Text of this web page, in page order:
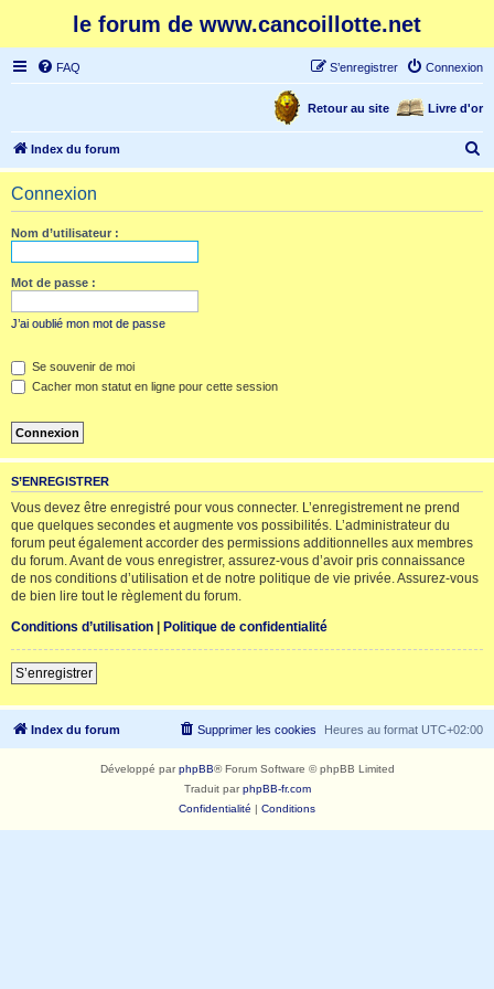
le forum de www.cancoillotte.net
FAQ Connexion
S’enregistrer
Livre d'or
Retour au site
Index du forum
e
Connexion
Nom d’utilisateur :
Mot de passe :
J’ai oublié mon mot de passe
Se souvenir de moi
Cacher mon statut en ligne pour cette session
S’ENREGISTRER
Vous devez être enregistré pour vous connecter. L’enregistrement ne prend
que quelques secondes et augmente vos possibilités. L’administrateur du
forum peut également accorder des permissions additionnelles aux membres
du forum. Avant de vous enregistrer, assurez-vous d’avoir pris connaissance
de nos conditions d’utilisation et de notre politique de vie privée. Assurez-vous
de bien lire tout le règlement du forum.
Conditions d’utilisation | Politique de confidentialité
S’enregistrer
Index du forum Heures au format UTC+02:00
Supprimer les cookies
Développé parphpBB® Forum Software © phpBB Limited
Traduit parphpBB-fr.com
Confidentialité | Conditions